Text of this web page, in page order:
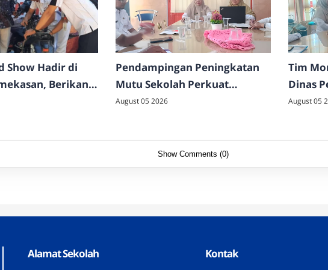
Show Hadir di
Berikan
dan Cek Motor
Pendampingan Peningkatan
Mutu Sekolah Perkuat
Kesiapan Akreditasi dan
Pamekasan
August 05 2026
Tim
Dinas
Jawa
August 05
Show Comments (0)
Alamat Sekolah Kontak